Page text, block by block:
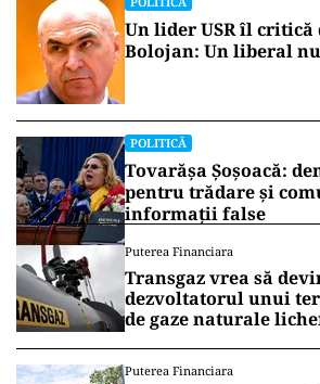
Un lider USR îl
Bolojan: Un liberal
POLITICĂ
Tovarășa Șoșoacă:
pentru trădare și
informații false
Puterea Financiara
Transgaz vrea să
dezvoltatorul unui
de gaze naturale
Puterea Financiara